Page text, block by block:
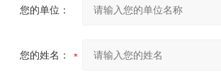
您的单位：
您的姓名：